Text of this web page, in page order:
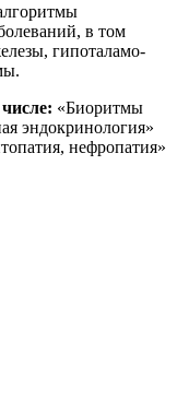
в том
гипоталамо-
«Биоритмы
эндокринология»
нефропатия»